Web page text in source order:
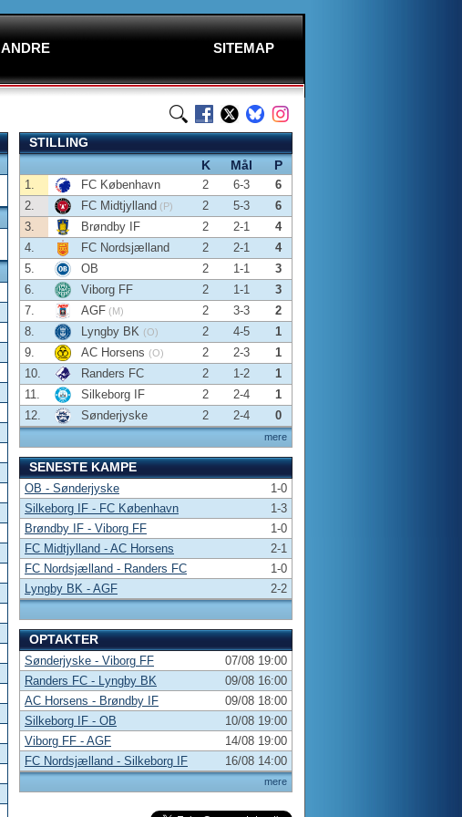
ANDRE SITEMAP
STILLING
K
Mål P
mere
1. FC København 2 6-3
6
2.
FC Midtjylland (P) 2 5-3
6
3.
Brøndby IF 2 2-1
4
4.
FC Nordsjælland 2 2-1
4
5.
OB 2 1-1
3
6.
Viborg FF 2 1-1
3
7.
AGF (M) 2 3-3
2
8.
Lyngby BK (O) 2 4-5
1
9.
AC Horsens (O) 2 2-3
1
10.
Randers FC 2 1-2
1
11.
Silkeborg IF 2 2-4
1
12.
Sønderjyske 2 2-4 0
SENESTE KAMPE
OB - Sønderjyske
1-0
Silkeborg IF - FC København
1-3
Brøndby IF - Viborg FF
1-0
FC Midtjylland - AC Horsens
2-1
FC Nordsjælland - Randers FC
1-0
Lyngby BK - AGF
2-2
OPTAKTER
mere
Sønderjyske - Viborg FF
07/08 19:00
Randers FC - Lyngby BK
09/08 16:00
AC Horsens - Brøndby IF
09/08 18:00
Silkeborg IF - OB
10/08 19:00
Viborg FF - AGF
14/08 19:00
FC Nordsjælland - Silkeborg IF
16/08 14:00